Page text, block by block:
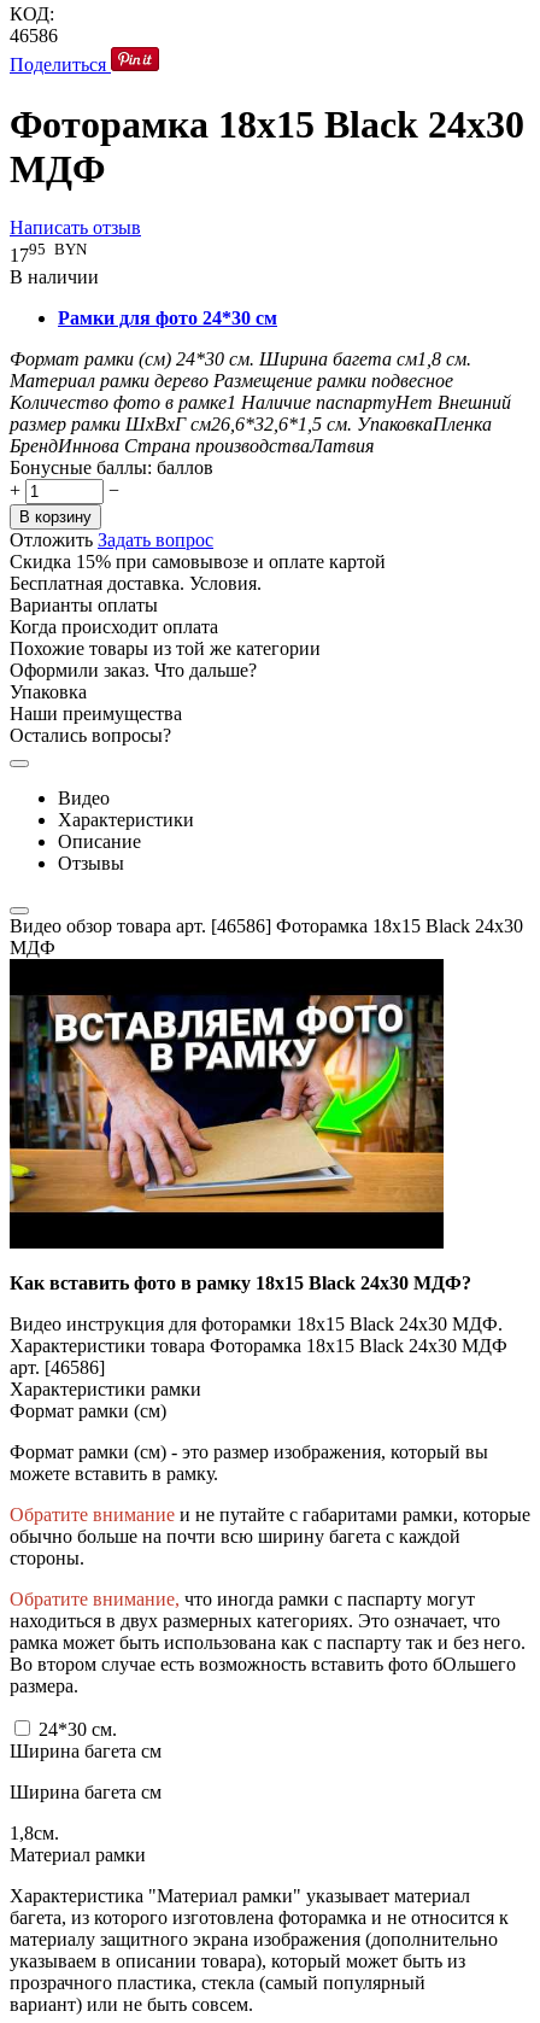
КОД:
46586
Поделиться
Фоторамка 18x15 Black 24x30
МДФ
Написать отзыв
1795 BYN
В наличии
Рамки для фото 24*30 см
Формат рамки (см) 24*30 см. Ширина багета см1,8 см.
Материал рамки дерево Размещение рамки подвесное
Количество фото в рамке1 Наличие паспартуНет Внешний
размер рамки ШxВxГ см26,6*32,6*1,5 см. УпаковкаПленка
БрендИннова Страна производстваЛатвия
Бонусные баллы: баллов
+
−
В корзину
Отложить Задать вопрос
Скидка 15% при самовывозе и оплате картой
Бесплатная доставка. Условия.
Варианты оплаты
Когда происходит оплата
Похожие товары из той же категории
Оформили заказ. Что дальше?
Упаковка
Наши преимущества
Остались вопросы?
Видео
Характеристики
Описание
Отзывы
Видео обзор товара арт. [46586] Фоторамка 18x15 Black 24x30
МДФ
Как вставить фото в рамку 18x15 Black 24x30 МДФ?
Видео инструкция для фоторамки 18x15 Black 24x30 МДФ.
Характеристики товара Фоторамка 18x15 Black 24x30 МДФ
арт. [46586]
Характеристики рамки
Формат рамки (см)
Формат рамки (см) - это размер изображения, который вы
можете вставить в рамку.
Обратите внимание и не путайте с габаритами рамки, которые
обычно больше на почти всю ширину багета с каждой
стороны.
Обратите внимание, что иногда рамки с паспарту могут
находиться в двух размерных категориях. Это означает, что
рамка может быть использована как с паспарту так и без него.
Во втором случае есть возможность вставить фото бОльшего
размера.
24*30 см.
Ширина багета см
Ширина багета см
1,8см.
Материал рамки
Характеристика "Материал рамки" указывает материал
багета, из которого изготовлена фоторамка и не относится к
материалу защитного экрана изображения (дополнительно
указываем в описании товара), который может быть из
прозрачного пластика, стекла (самый популярный
вариант) или не быть совсем.